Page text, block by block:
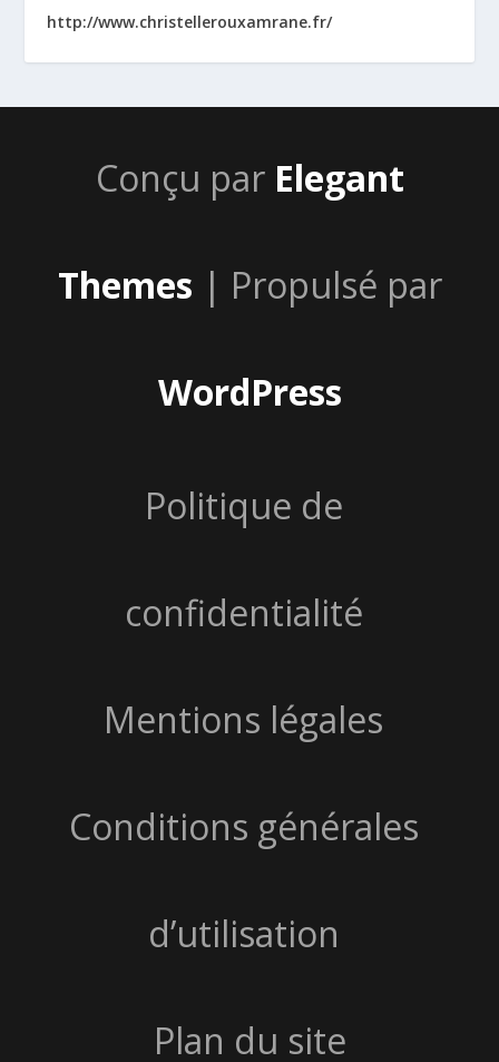
http://www.christellerouxamrane.fr/
Conçu par Elegant
Themes | Propulsé par
WordPress
Politique de
confidentialité
Mentions légales
Conditions générales
d’utilisation
Plan du site